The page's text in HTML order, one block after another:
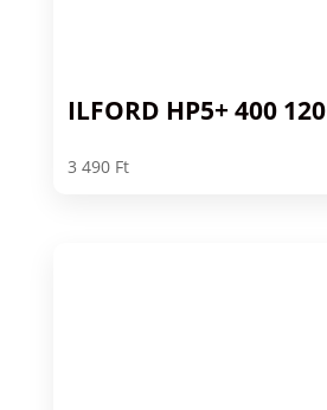
ILFORD HP5+ 400 120
3 490 Ft